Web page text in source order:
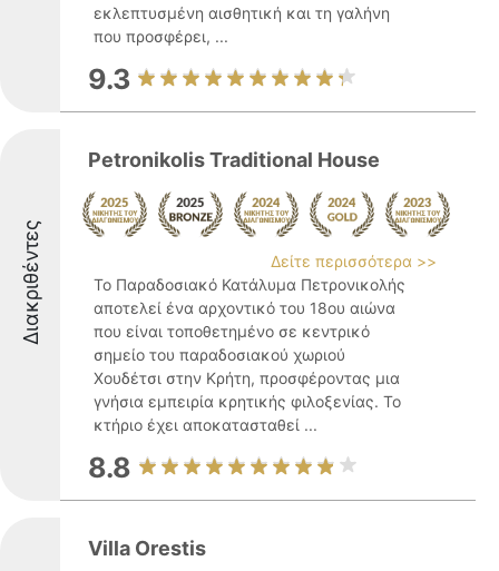
εκλεπτυσμένη αισθητική και τη γαλήνη
που προσφέρει, ...
9.3
Διακριθέντες
Petronikolis Traditional House
Δείτε περισσότερα >>
Το Παραδοσιακό Κατάλυμα Πετρονικολής
αποτελεί ένα αρχοντικό του 18ου αιώνα
που είναι τοποθετημένο σε κεντρικό
σημείο του παραδοσιακού χωριού
Χουδέτσι στην Κρήτη, προσφέροντας μια
γνήσια εμπειρία κρητικής φιλοξενίας. Το
κτήριο έχει αποκατασταθεί ...
8.8
Villa Orestis